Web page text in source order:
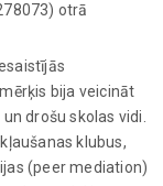
otrā
bija veicināt
drošu skolas vidi.
klubus,
(peer mediation)